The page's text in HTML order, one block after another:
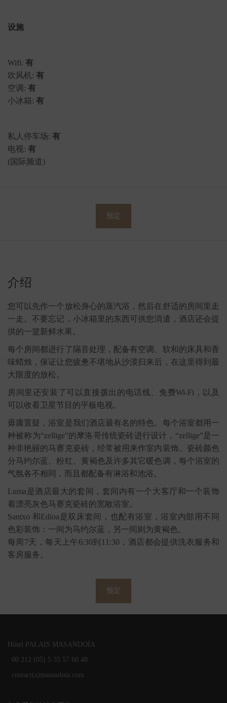
设施
Wifi: 有
吹风机: 有
空调: 有
小冰箱: 有
私人停车场: 有
电视: 有
(国际频道)
预定
介绍
您可以先作一个放松身心的蒸汽浴，然后在舒适的房间里走
一走。不要忘记，小冰箱里的东西可供您消遣，酒店还会提
供的一篮新鲜水果。
每个房间都进行了隔音处理，配备有空调、软和的床具和香
味蜡烛，保证让您疲惫不堪地从沙漠归来后，在这里得到最
大限度的放松。
房间里还安装了可以直接拨出的电话线、免费Wi-Fi，以及
可以收看卫星节目的平板电视。
毋庸置疑，浴室是我们酒店最有名的特色。每个浴室都用一
种被称为“zellige”的摩洛哥传统瓷砖进行设计，“zellige”是一
种非艳丽的马赛克瓷砖，经常被用来作室内装饰。瓷砖颜色
分马约尔蓝、粉红、黄褐色及许多其它暖色调，每个浴室的
气氛各不相同，而且都配备有淋浴和池浴。
Luma是酒店最大的套间，套间内有一个大客厅和一个装饰
着漂亮灰色马赛克瓷砖的宽敞浴室。
Santxo 和Edioa是双床套间，也配有浴室，浴室内部用不同
色彩装饰：一间为马约尔蓝，另一间则为黄褐色。
每周7天，每天上午6:30到11:30，酒店都会提供洗衣服务和
客房服务。
预定
Hôtel PALAIS MASANDOÏA
00 212 (05) 5 35 57 60 48
contact(a)masandoia.com